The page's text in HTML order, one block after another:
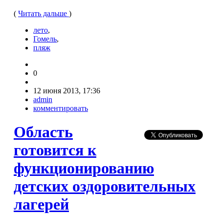
( Читать дальше )
лето,
Гомель,
пляж
0
12 июня 2013, 17:36
admin
комментировать
Область
готовится к
функционированию
детских оздоровительных
лагерей